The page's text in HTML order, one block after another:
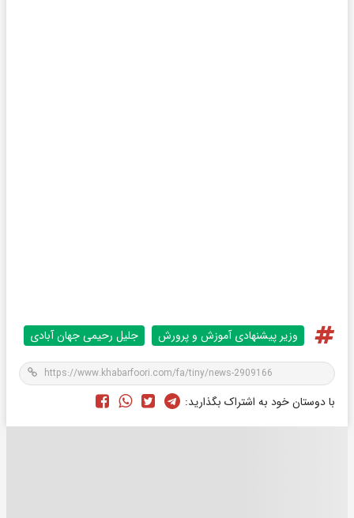
وزیر پیشنهادی آموزش و پرورش جلیل رحیمی جهان آبادی
با دوستان خود به اشتراک بگذارید: